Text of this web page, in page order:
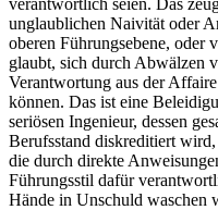
unglaublichen Naivität oder
oberen Führungsebene, oder
glaubt, sich durch Abwälzen
Verantwortung aus der
können. Das ist eine
seriösen Ingenieur, dessen
Berufsstand diskreditiert
die durch direkte
Führungsstil dafür
Hände in Unschuld waschen